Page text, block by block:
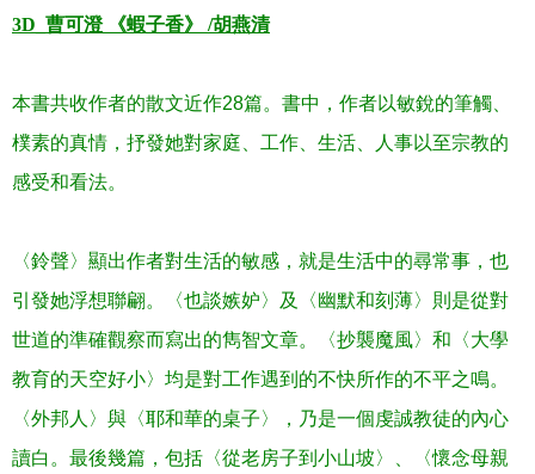
3D_ 曹可澄 《蝦子香》 /胡燕清
本書共收作者的散文近作28篇。書中，作者以敏銳的筆觸、
樸素的真情，抒發她對家庭、工作、生活、人事以至宗教的
感受和看法。
〈鈴聲〉顯出作者對生活的敏感，就是生活中的尋常事，也
引發她浮想聯翩。〈也談嫉妒〉及〈幽默和刻薄〉則是從對
世道的準確觀察而寫出的雋智文章。〈抄襲魔風〉和〈大學
教育的天空好小〉均是對工作遇到的不快所作的不平之鳴。
〈外邦人〉與〈耶和華的桌子〉
， 乃是一個虔誠教徒的內心
讀白。最後幾篇，包括〈從老房子到小山坡〉、〈懷念母親